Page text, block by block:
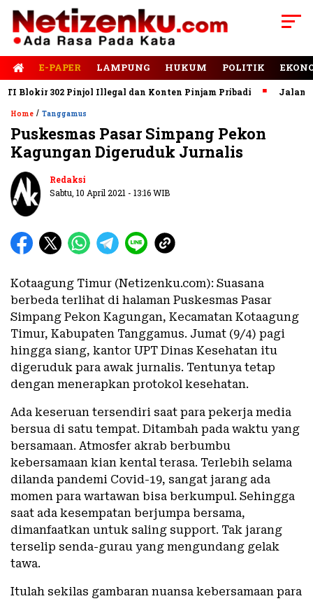
E-PAPER LAMPUNG HUKUM POLITIK
302 Pinjol Illegal dan Konten Pinjam Pribadi Jalan
Home / Tanggamus
Puskesmas Pasar Simpang Pekon
Kagungan Digeruduk Jurnalis
Redaksi
Sabtu, 10 April 2021 - 13:16 WIB
Kotaagung Timur (Netizenku.com): Suasana
berbeda terlihat di halaman Puskesmas Pasar
Simpang Pekon Kagungan, Kecamatan Kotaagung
Timur, Kabupaten Tanggamus. Jumat (9/4) pagi
hingga siang, kantor UPT Dinas Kesehatan itu
digeruduk para awak jurnalis. Tentunya tetap
dengan menerapkan protokol kesehatan.
Ada keseruan tersendiri saat para pekerja media
bersua di satu tempat. Ditambah pada waktu yang
bersamaan. Atmosfer akrab berbumbu
kebersamaan kian kental terasa. Terlebih selama
dilanda pandemi Covid-19, sangat jarang ada
momen para wartawan bisa berkumpul. Sehingga
saat ada kesempatan berjumpa bersama,
dimanfaatkan untuk saling support. Tak jarang
terselip senda-gurau yang mengundang gelak
tawa.
Itulah sekilas gambaran nuansa kebersamaan para